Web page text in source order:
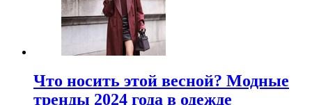
Что носить этой весной? Модные
тренды 2024 года в одежде